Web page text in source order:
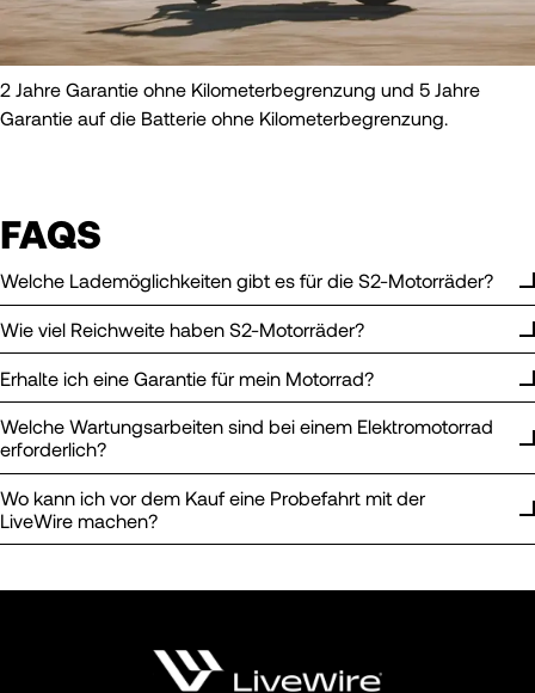
2 Jahre Garantie ohne Kilometerbegrenzung und 5 Jahre
Garantie auf die Batterie ohne Kilometerbegrenzung.
FAQS
Welche Lademöglichkeiten gibt es für die S2-Motorräder?
Wie viel Reichweite haben S2-Motorräder?
Erhalte ich eine Garantie für mein Motorrad?
Welche Wartungsarbeiten sind bei einem Elektromotorrad
erforderlich?
Wo kann ich vor dem Kauf eine Probefahrt mit der
LiveWire machen?